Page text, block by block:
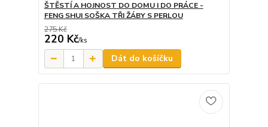
ŠTĚSTÍ A HOJNOST DO DOMU I DO PRÁCE -
FENG SHUI SOŠKA TŘI ŽÁBY S PERLOU
275 Kč
220 Kč/ks
Dát do košíčku